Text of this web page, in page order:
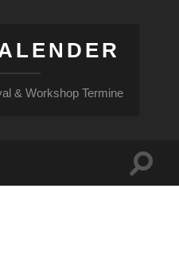
& Workshop Termine